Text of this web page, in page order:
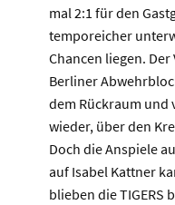
mal 2:1 für den
temporeicher
Chancen liegen.
Berliner
dem Rückraum und
wieder, über den
Doch die Anspiele
auf Isabel Kattner
blieben die TIGERS